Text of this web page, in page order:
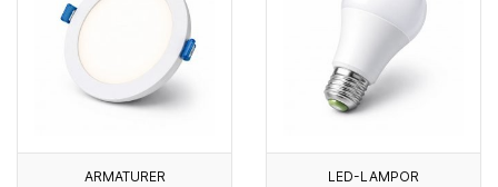
ARMATURER LED-LAMPOR